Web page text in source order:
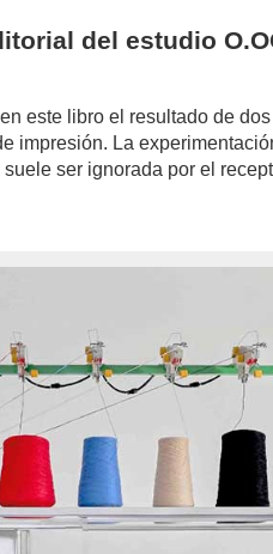
del estudio
este libro el resultado de
impresión. La
ser ignorada por el
soledad-